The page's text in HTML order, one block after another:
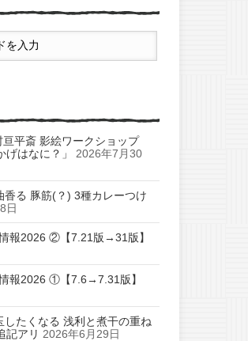
亘平斎 影絵ワークショップ
げはなに？」
2026年7月30
香る 豚筋(？) 3種カレーつけ
日
報2026 ②【7.21版→31版】
報2026 ①【7.6→7.31版】
したくなる 浅利と煮干の重ね
記アリ 2026年6月29日